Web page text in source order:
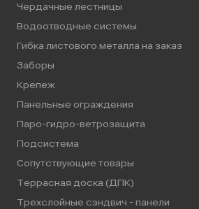
Чердачные лестницы
Водоотводные системы
Гибка листового металла на заказ
Заборы
Крепеж
Панельные ограждения
Паро-гидро-ветрозащита
Подсистема
Сопутствующие товары
Террасная доска (ДПК)
Трехслойные сэндвич - панели